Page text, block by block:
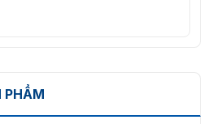
PHẨM